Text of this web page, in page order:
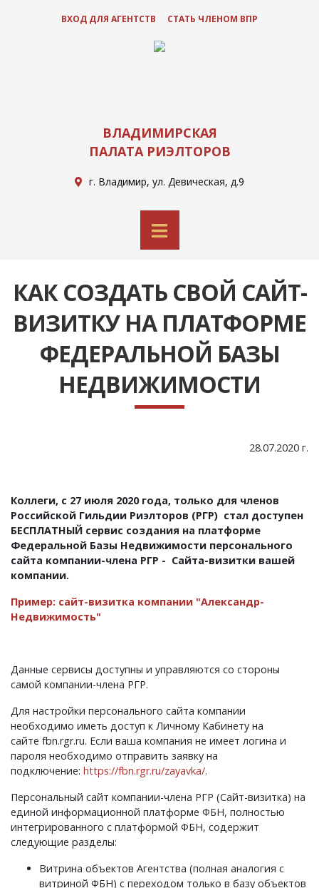
ВХОД ДЛЯ АГЕНТСТВ СТАТЬ ЧЛЕНОМ ВПР
ВЛАДИМИРСКАЯ
ПАЛАТА РИЭЛТОРОВ
г. Владимир, ул. Девическая, д.9
КАК СОЗДАТЬ СВОЙ САЙТ-
ВИЗИТКУ НА ПЛАТФОРМЕ
ФЕДЕРАЛЬНОЙ БАЗЫ
НЕДВИЖИМОСТИ
28.07.2020 г.
Коллеги, с 27 июля 2020 года, только для членов
Российской Гильдии Риэлторов (РГР) стал доступен
БЕСПЛАТНЫЙ сервис создания на платформе
Федеральной Базы Недвижимости персонального
сайта компании-члена РГР - Сайта-визитки вашей
компании.
Пример: сайт-визитка компании "Александр-
Недвижимость"
Данные сервисы доступны и управляются со стороны
самой компании-члена РГР.
Для настройки персонального сайта компании
необходимо иметь доступ к Личному Кабинету на
сайте fbn.rgr.ru. Если ваша компания не имеет логина и
пароля необходимо отправить заявку на
подключение: https://fbn.rgr.ru/zayavka/.
Персональный сайт компании-члена РГР (Сайт-визитка) на
единой информационной платформе ФБН, полностью
интегрированного с платформой ФБН, содержит
следующие разделы:
Витрина объектов Агентства (полная аналогия с
витриной ФБН) с переходом только в базу объектов